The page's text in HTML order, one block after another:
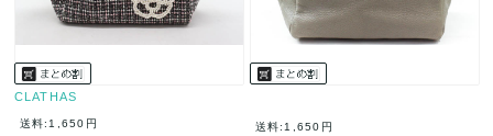
CLATHAS
送料:1,650円 送料:1,650円